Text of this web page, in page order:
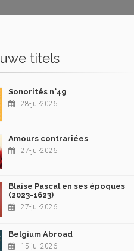
titels
Sonorités n°49
28-jul-2026
Amours contrariées
27-jul-2026
Blaise Pascal en ses époques
(2023-1623)
27-jul-2026
Belgium Abroad
15-jul-2026